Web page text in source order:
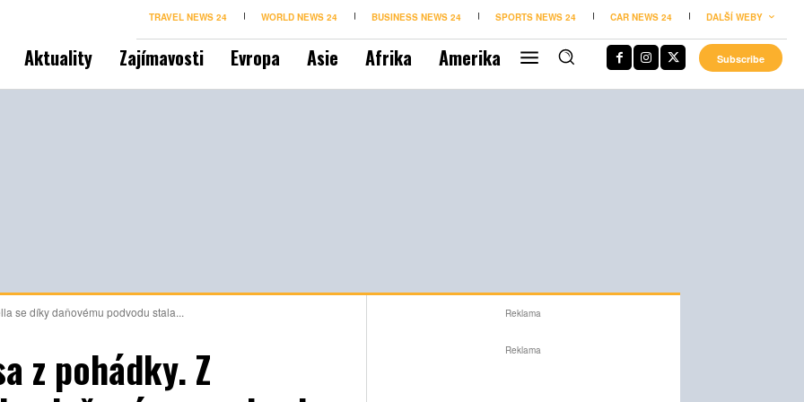
TRAVEL NEWS 24 WORLD NEWS 24 BUSINESS NEWS 24 SPORTS NEWS 24 CAR NEWS 24 DALŠÍ WEBY
Aktuality Zajímavosti Evropa Asie Afrika Amerika Subscribe
se díky daňovému podvodu stala...
z pohádky. Z
Reklama
Reklama